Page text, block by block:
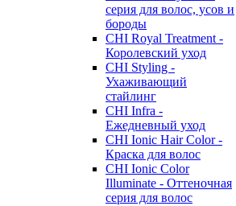
серия для волос, усов и
бороды
CHI Royal Treatment -
Королевский уход
CHI Styling -
Ухаживающий
стайлинг
CHI Infra -
Ежедневный уход
CHI Ionic Hair Color -
Краска для волос
CHI Ionic Color
Illuminate - Оттеночная
серия для волос